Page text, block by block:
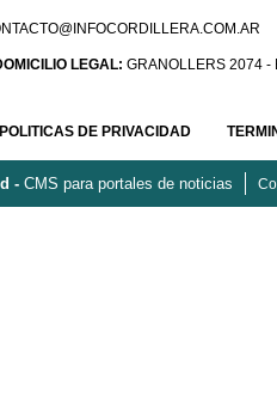
LEGAL:GRANOLLERS 2074 -
POLITICAS DE PRIVACIDAD
- CMS para portales de noticias